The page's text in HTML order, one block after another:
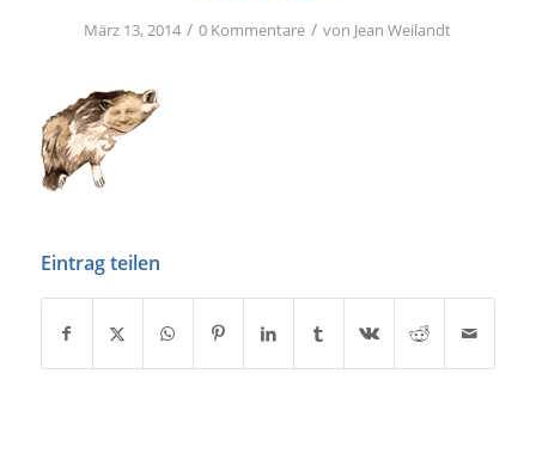
März 13, 2014 / 0 Kommentare / von Jean Weilandt
Eintrag teilen